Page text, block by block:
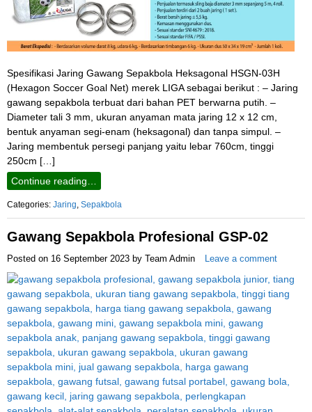
Spesifikasi Jaring Gawang Sepakbola Heksagonal HSGN-03H
(Hexagon Soccer Goal Net) merek LIGA sebagai berikut : – Jaring
gawang sepakbola terbuat dari bahan PET berwarna putih. –
Diameter tali 3 mm, ukuran anyaman mata jaring 12 x 12 cm,
bentuk anyaman segi-enam (heksagonal) dan tanpa simpul. –
Jaring membentuk persegi panjang yaitu lebar 760cm, tinggi
250cm […]
Continue reading…
Categories: Jaring Sepakbola
Gawang Sepakbola Profesional GSP-02
Posted on 16 September 2023 by Team Admin Leave a comment